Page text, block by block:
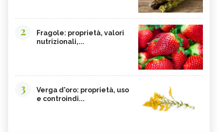
2
Fragole: proprietà, valori
nutrizionali,...
3
Verga d'oro: proprietà, uso
e controindi...